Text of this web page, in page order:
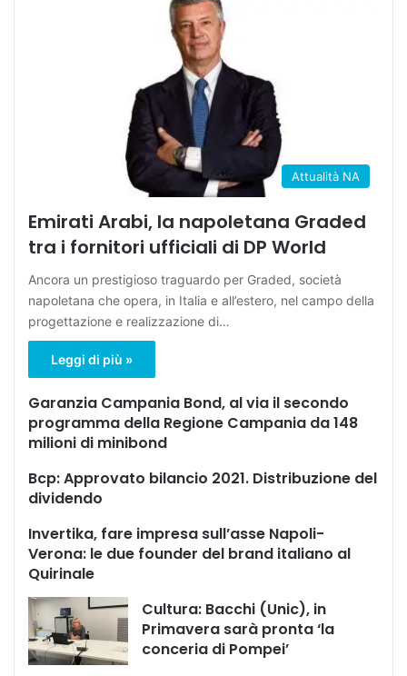
Attualità NA
Emirati Arabi, la napoletana Graded
tra i fornitori ufficiali di DP World
Ancora un prestigioso traguardo per Graded, società
napoletana che opera, in Italia e all’estero, nel campo della
progettazione e realizzazione di…
Leggi di più »
Garanzia Campania Bond, al via il secondo
programma della Regione Campania da 148
milioni di minibond
Bcp: Approvato bilancio 2021. Distribuzione del
dividendo
Invertika, fare impresa sull’asse Napoli-
Verona: le due founder del brand italiano al
Quirinale
Cultura: Bacchi (Unic), in
Primavera sarà pronta ‘la
conceria di Pompei’